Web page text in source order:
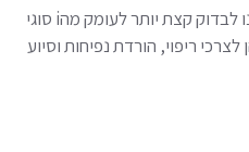
לכבוד יום התה הבינלאומי החלטנו לבדוק קצת יותר לעומק מהi סוגי
ריפוי, הורדת נפיחות וסיוע